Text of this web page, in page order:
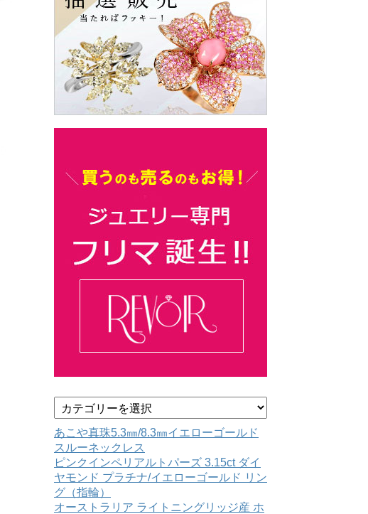
テ
ゴ
リ
ー
あこや真珠5.3㎜/8.3㎜イエローゴールド
スルーネックレス
ピンクインペリアルトパーズ 3.15ct ダイ
ヤモンド プラチナ/イエローゴールド リン
グ（指輪）
オーストラリア ライトニングリッジ産 ホ